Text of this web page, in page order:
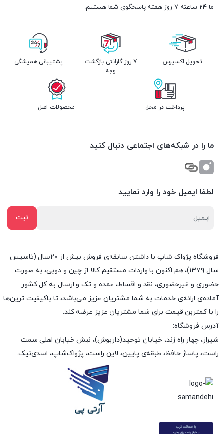
ما 24 ساعته 7 روز هفته پاسخگوی شما هستیم.
تحویل اکسپرس
7 روز گارانتی بازگشت
وجه
پشتیبانی همیشگی
پرداخت در محل محصولات اصل
ما را در شبکه‌های اجتماعی دنبال کنید
لطفا ایمیل خود را وارد نمایید
فروشگاه پژواک شاپ با داشتن سابقه‌ی فروش بیش از ۲۰سال (تاسیس
سال ۱۳۷۹)، هم اکنون با واردات مستقیم کالا از چین و دوبی، به صورت
حضوری و غیرحضوری، نقد و اقساط، عمده و تک و ارسال به کل کشور
آماده‌ی ارائه‌ی خدمات به شما مشتریان عزیز می‌باشد، تا باکیفیت ترین‌ها
را با کمتربن قیمت برای شما مشتریان عزیز عرضه کند.
آدرس فروشگاه:
شیراز، چهار راه زند، خیابان توحید(داریوش)، نبش خیابان اهلی سمت
راست، پاساژ حافظ، طبقه‌ی پایین، لاین راست، پژواک‌شاپ، اسدی‌نیک.